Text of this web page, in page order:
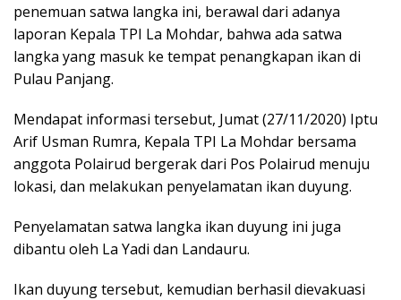
penemuan satwa langka ini, berawal dari adanya
laporan Kepala TPI La Mohdar, bahwa ada satwa
langka yang masuk ke tempat penangkapan ikan di
Pulau Panjang.
Mendapat informasi tersebut, Jumat (27/11/2020) Iptu
Arif Usman Rumra, Kepala TPI La Mohdar bersama
anggota Polairud bergerak dari Pos Polairud menuju
lokasi, dan melakukan penyelamatan ikan duyung.
Penyelamatan satwa langka ikan duyung ini juga
dibantu oleh La Yadi dan Landauru.
Ikan duyung tersebut, kemudian berhasil dievakuasi